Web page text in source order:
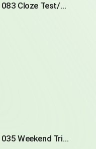
超級英語通-英檢篇 083 Cloze Test/段落填空-13
超級英語通-英檢篇 035 Weekend Trip- 週末旅遊